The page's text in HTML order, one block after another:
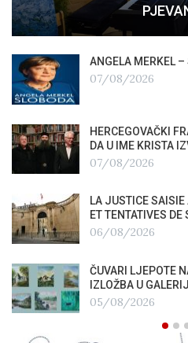
ANGELA MERKEL –
07/08/2026
HERCEGOVAČKI
DA U IME KRISTA
07/08/2026
LA JUSTICE SAISIE
ET TENTATIVES
06/08/2026
ČUVARI LJEPOTE
IZLOŽBA U
05/08/2026